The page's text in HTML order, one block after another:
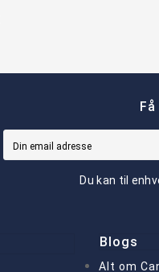
Du kan til
Blogs
Alt om